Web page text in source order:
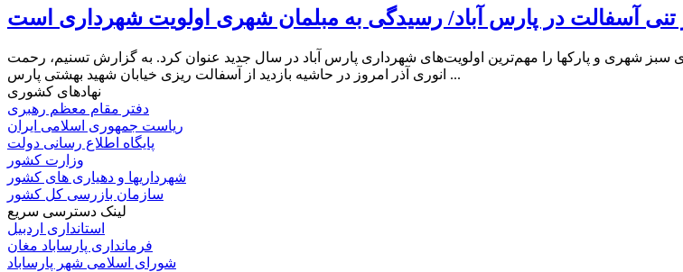
شهری و پارکها را مهم‌ترین اولویت‌های شهرداری پارس آباد در سال جدید عنوان کرد. به گزارش تسنیم، رحمت
انوری آذر امروز در حاشیه بازدید از آسفالت ریزی خیابان شهید بهشتی پارس ...
نهادهای کشوری
دفتر مقام معظم رهبری
ریاست جمهوری اسلامی ایران
پایگاه اطلاع رسانی دولت
وزارت کشور
شهرداریها و دهیاری های کشور
سازمان بازرسی کل کشور
لینک دسترسی سریع
استانداری اردبیل
فرمانداری پارساباد مغان
شورای اسلامی شهر پارساباد